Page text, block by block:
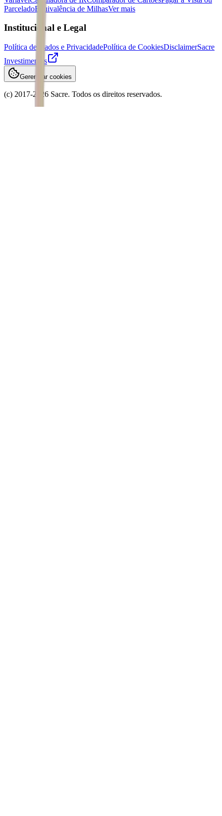
ParceladoEquivalência de MilhasVer mais
Institucional e Legal
Política de Dados e PrivacidadePolítica de CookiesDisclaimerSacre
Investimentos
Gerenciar cookies
(c) 2017-2026 Sacre. Todos os direitos reservados.